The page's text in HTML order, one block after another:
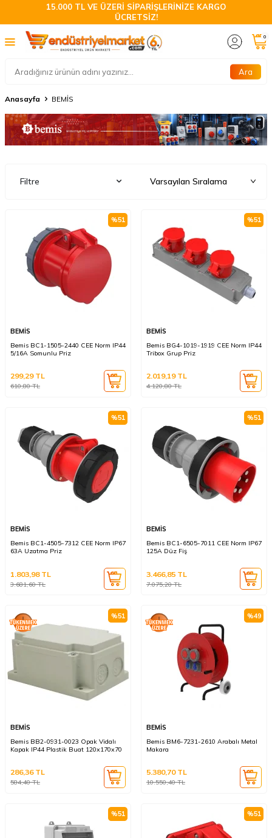
15.000 TL VE ÜZERİ SİPARİŞLERİNİZE KARGO
ÜCRETSİZ!
Ara
0
Anasayfa BEMİS
Filtre
%51
BEMİS
Bemis BC1-1505-2440 CEE Norm IP44
5/16A Somunlu Priz
610,80TL
299,29TL
%51
BEMİS
Bemis BG4-1019-1919 CEE Norm IP44
Tribox Grup Priz
4.120,80TL
2.019,19TL
%51
BEMİS
Bemis BC1-4505-7312 CEE Norm IP67
63A Uzatma Priz
3.681,60TL
1.803,98TL
%51
BEMİS
Bemis BC1-6505-7011 CEE Norm IP67
125A Düz Fiş
7.075,20TL
3.466,85 TL
%51
BEMİS
Bemis BB2-0931-0023 Opak Vidalı
Kapak IP44 Plastik Buat 120x170x70
584,40TL
286,36TL
%49
BEMİS
Bemis BM6-7231-2610 Arabalı Metal
Makara
10.550,40TL
5.380,70TL
%51 %51